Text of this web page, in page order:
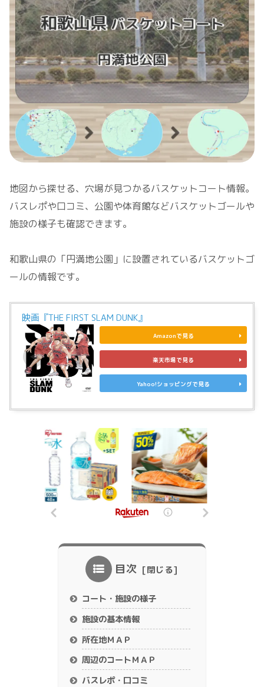
地図から探せる、穴場が見つかるバスケットコート情報。
バスレポや口コミ、公園や体育館などバスケットゴールや
施設の様子も確認できます。
和歌山県の「円満地公園」に設置されているバスケットゴ
ールの情報です。
映画『THE FIRST SLAM DUNK』
Amazonで見る
楽天市場で見る
Yahoo!ショッピングで見る
目次
コート・施設の様子
施設の基本情報
所在地ＭＡＰ
周辺のコートＭＡＰ
バスレポ・口コミ